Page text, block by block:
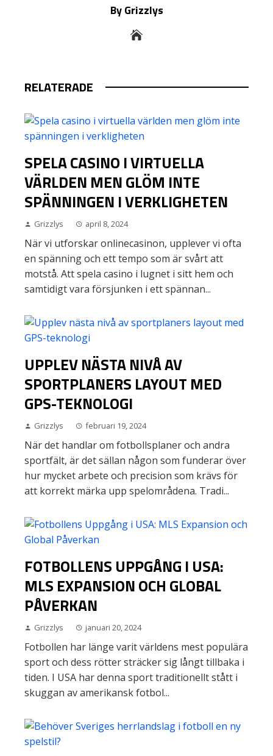
By Grizzlys
RELATERADE
SPELA CASINO I VIRTUELLA
VÄRLDEN MEN GLÖM INTE
SPÄNNINGEN I VERKLIGHETEN
Grizzlys april 8, 2024
När vi utforskar onlinecasinon, upplever vi ofta
en spänning och ett tempo som är svårt att
motstå. Att spela casino i lugnet i sitt hem och
samtidigt vara försjunken i ett spännan...
UPPLEV NÄSTA NIVÅ AV
SPORTPLANERS LAYOUT MED
GPS-TEKNOLOGI
Grizzlys februari 19, 2024
När det handlar om fotbollsplaner och andra
sportfält, är det sällan någon som funderar över
hur mycket arbete och precision som krävs för
att korrekt märka upp spelområdena. Tradi...
FOTBOLLENS UPPGÅNG I USA:
MLS EXPANSION OCH GLOBAL
PÅVERKAN
Grizzlys januari 20, 2024
Fotbollen har länge varit världens mest populära
sport och dess rötter sträcker sig långt tillbaka i
tiden. I USA har denna sport traditionellt stått i
skuggan av amerikansk fotbol...